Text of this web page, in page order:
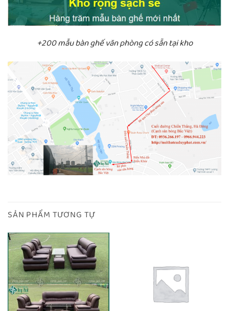
+200 mẫu bàn ghế văn phòng có sẵn tại kho
SẢN PHẨM TƯƠNG TỰ